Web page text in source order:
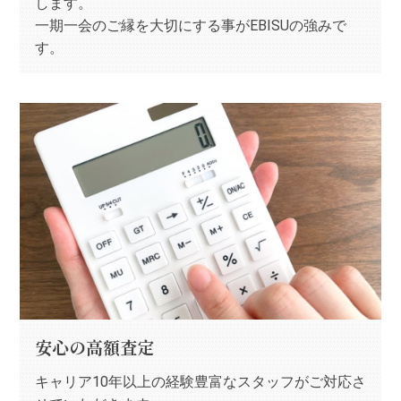
一期一会のご縁を大切にする事がEBISUの強みで
す。
安心の高額査定
キャリア10年以上の経験豊富なスタッフがご対応さ